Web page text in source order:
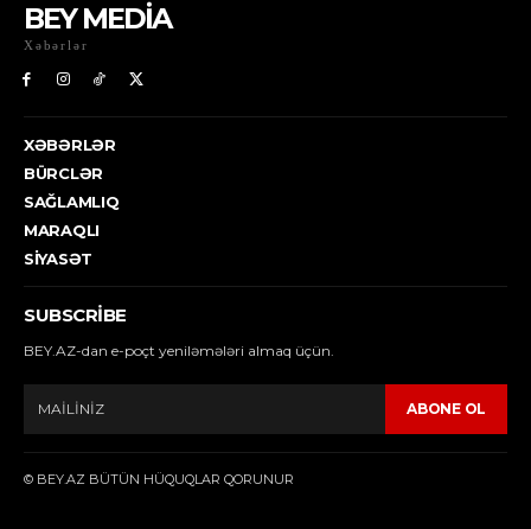
BEY MEDİA
Xəbərlər
XƏBƏRLƏR
BÜRCLƏR
SAĞLAMLIQ
MARAQLI
SIYASƏT
SUBSCRIBE
BEY.AZ-dan e-poçt yeniləmələri almaq üçün.
ABONE OL
© BEY.AZ BÜTÜN HÜQUQLAR QORUNUR